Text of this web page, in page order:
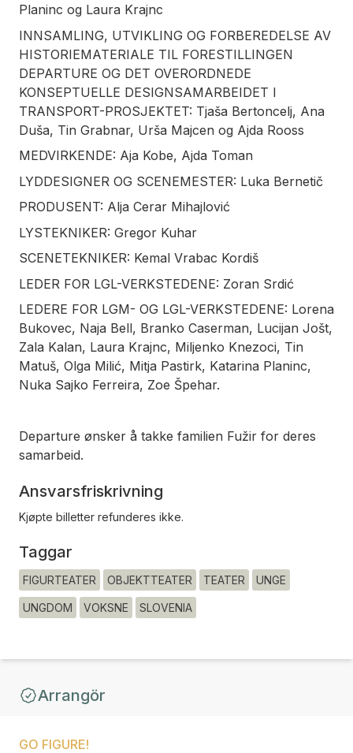
Planinc og Laura Krajnc
INNSAMLING, UTVIKLING OG FORBEREDELSE AV
HISTORIEMATERIALE TIL FORESTILLINGEN
DEPARTURE OG DET OVERORDNEDE
KONSEPTUELLE DESIGNSAMARBEIDET I
TRANSPORT-PROSJEKTET: Tjaša Bertoncelj, Ana
Duša, Tin Grabnar, Urša Majcen og Ajda Rooss
MEDVIRKENDE: Aja Kobe, Ajda Toman
LYDDESIGNER OG SCENEMESTER: Luka Bernetič
PRODUSENT: Alja Cerar Mihajlović
LYSTEKNIKER: Gregor Kuhar
SCENETEKNIKER: Kemal Vrabac Kordiš
LEDER FOR LGL-VERKSTEDENE: Zoran Srdić
LEDERE FOR LGM- OG LGL-VERKSTEDENE: Lorena
Bukovec, Naja Bell, Branko Caserman, Lucijan Jošt,
Zala Kalan, Laura Krajnc, Miljenko Knezoci, Tin
Matuš, Olga Milić, Mitja Pastirk, Katarina Planinc,
Nuka Sajko Ferreira, Zoe Špehar.
Departure ønsker å takke familien Fužir for deres
samarbeid.
Ansvarsfriskrivning
Kjøpte billetter refunderes ikke.
Taggar
FIGURTEATER OBJEKTTEATER TEATER UNGE
UNGDOM VOKSNE SLOVENIA
Arrangör
GO FIGURE!